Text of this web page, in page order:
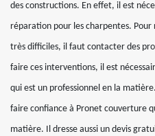
des constructions. En effet, il est
réparation pour les charpentes.
très difficiles, il faut contacter des
faire ces interventions, il est
qui est un professionnel en la
faire confiance à Pronet couverture
matière. Il dresse aussi un devis